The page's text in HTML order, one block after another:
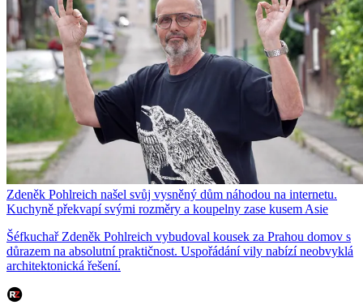
Zdeněk Pohlreich našel svůj vysněný dům náhodou na internetu.
Kuchyně překvapí svými rozměry a koupelny zase kusem Asie
Šéfkuchař Zdeněk Pohlreich vybudoval kousek za Prahou domov s
důrazem na absolutní praktičnost. Uspořádání vily nabízí neobvyklá
architektonická řešení.